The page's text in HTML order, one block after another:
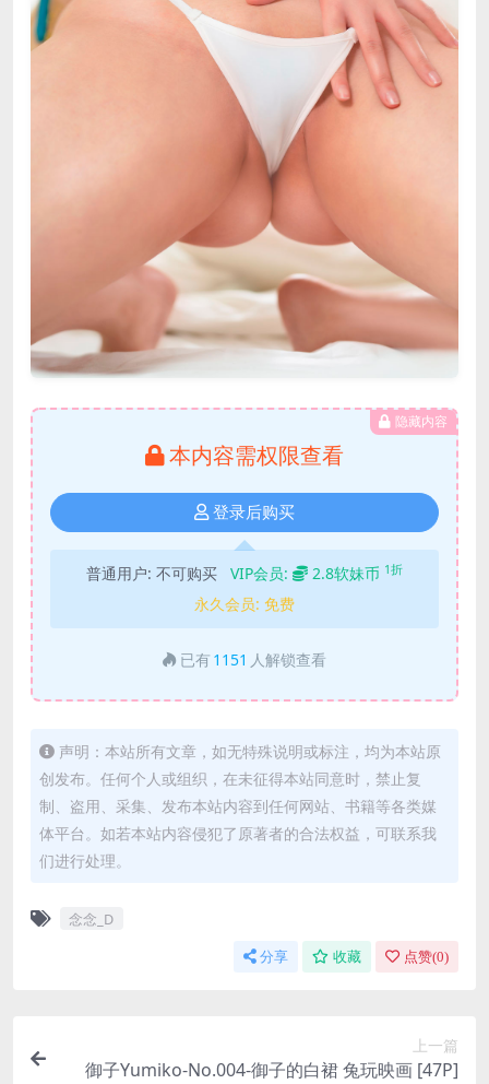
隐藏内容
本内容需权限查看
登录后购买
普通用户: 不可购买 VIP会员: 2.8软妹币 1折
永久会员: 免费
已有 1151 人解锁查看
声明：本站所有文章，如无特殊说明或标注，均为本站原
创发布。任何个人或组织，在未征得本站同意时，禁止复
制、盗用、采集、发布本站内容到任何网站、书籍等各类媒
体平台。如若本站内容侵犯了原著者的合法权益，可联系我
们进行处理。
念念_D
分享 收藏 点赞(0)
上一篇
御子Yumiko-No.004-御子的白裙 兔玩映画 [47P]